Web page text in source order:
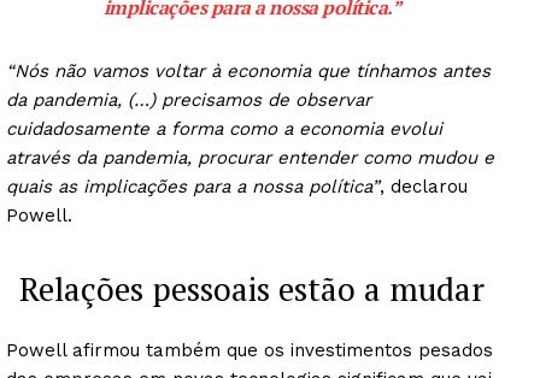
implicações para a nossa política.”
“Nós não vamos voltar à economia que tínhamos antes
da pandemia, (…) precisamos de observar
cuidadosamente a forma como a economia evolui
através da pandemia, procurar entender como mudou e
quais as implicações para a nossa política”, declarou
Powell.
Relações pessoais estão a mudar
Powell afirmou também que os investimentos pesados